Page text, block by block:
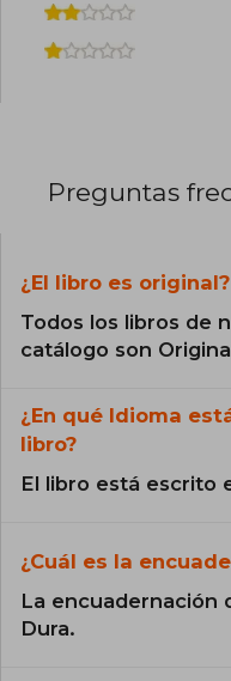
Preguntas
¿El libro es original?
Todos los libros de
catálogo son
¿En qué Idioma
libro?
El libro está escrito
¿Cuál es la
La encuadernación
Dura.